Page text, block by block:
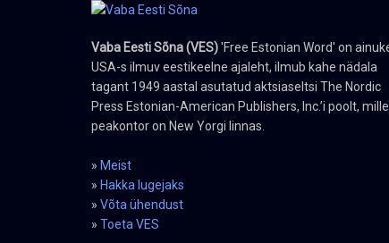
Vaba Eesti Sõna (VES)'Free Estonian Word' on
USA-s ilmuv eestikeelne ajaleht, ilmub kahe nädala
tagant 1949 aastal asutatud aktsiaseltsi The Nordic
Press Estonian-American Publishers, Inc.’i poolt, mille
peakontor on New Yorgi linnas.
» Meist
» Hakka lugejaks
» Võta ühendust
» Toeta VES